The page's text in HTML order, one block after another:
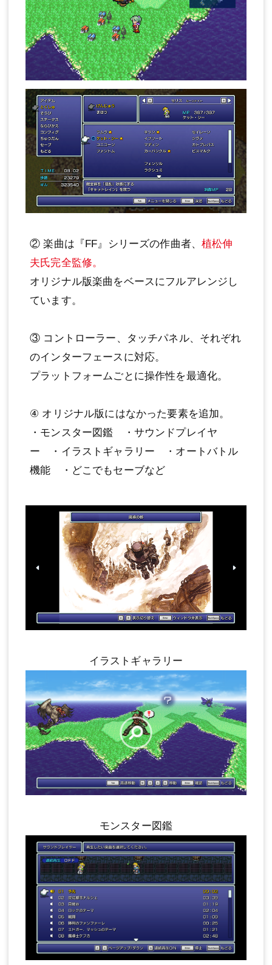
② 楽曲は『FF』シリーズの作曲者、植松伸
夫氏完全監修。
オリジナル版楽曲をベースにフルアレンジし
ています。
③ コントローラー、タッチパネル、それぞれ
のインターフェースに対応。
プラットフォームごとに操作性を最適化。
④ オリジナル版にはなかった要素を追加。
・モンスター図鑑 ・サウンドプレイヤ
ー ・イラストギャラリー ・オートバトル
機能 ・どこでもセーブなど
イラストギャラリー
モンスター図鑑